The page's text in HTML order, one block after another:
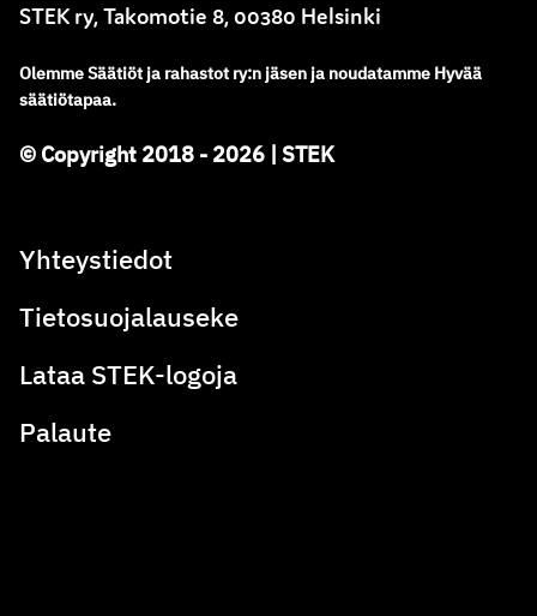
STEK ry, Takomotie 8, 00380 Helsinki
OlemmeSäätiöt ja rahastot ry:n jäsen ja noudatamme Hyvää
säätiötapaa.
© Copyright 2018 - 2026 | STEK
Yhteystiedot
Tietosuojalauseke
Lataa STEK-logoja
Palaute